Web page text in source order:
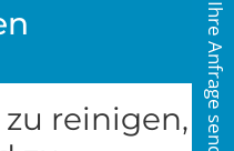
zu reinigen, Ihre Anfrage senden